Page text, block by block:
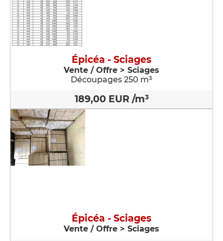
Épicéa - Sciages
Vente / Offre > Sciages
Découpages 250 m³
189,00 EUR /m³
Épicéa - Sciages
Vente / Offre > Sciages